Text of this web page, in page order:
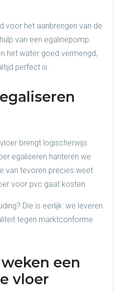
voor het aanbrengen van de
van een egalinepomp.
het water goed vermengd,
perfect is.
brengt logischerwijs
egaliseren hanteren we
van tevoren precies weet
voor pvc gaat kosten.
Die is eerlijk: we leveren
tegen marktconforme
een
vloer